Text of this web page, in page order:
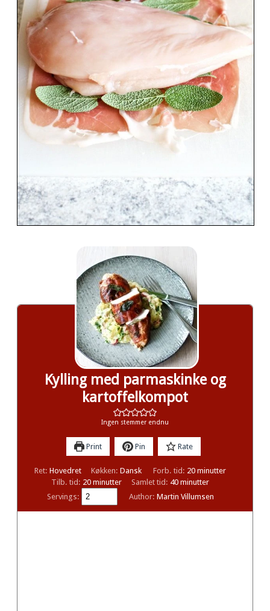
Kylling med parmaskinke og
kartoffelkompot
Ingen stemmer endnu
Print Pin Rate
Ret:Hovedret Køkken:Dansk Forb. tid: 20minutter
minutter
Tilb. tid: 20minutter
minutter Samlet tid: 40minutter
minutter
Servings:
Author: Martin Villumsen